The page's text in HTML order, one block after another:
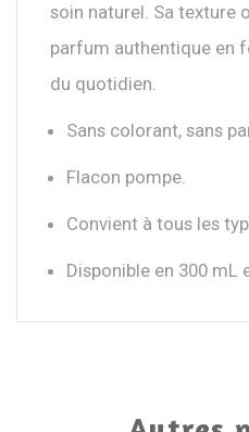
soin naturel. Sa texture
parfum authentique en
du quotidien.
Sans colorant, sans
Flacon pompe.
Convient à tous les
Disponible en 300 mL